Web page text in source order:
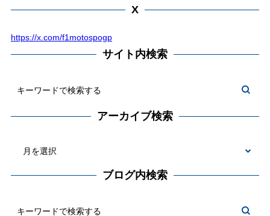
X
https://x.com/f1motospogp
サイト内検索
アーカイブ検索
ブログ内検索